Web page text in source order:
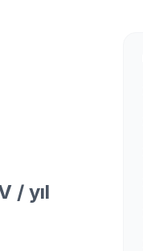
/ yıl